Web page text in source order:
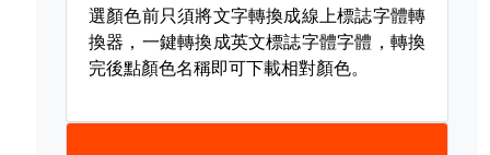
選顏色前只須將文字轉換成線上標誌字體轉
換器，一鍵轉換成英文標誌字體字體，轉換
完後點顏色名稱即可下載相對顏色。